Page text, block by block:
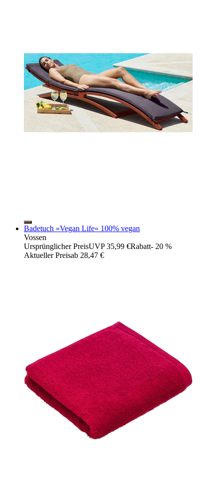
Badetuch »Vegan Life« 100% vegan
Vossen
Ursprünglicher PreisUVP 35,99 €Rabatt- 20 %
Aktueller Preisab 28,47 €